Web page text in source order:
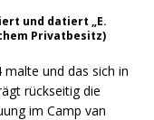
und datiert „E.
Privatbesitz)
malte und das sich in
rückseitig die
im Camp van